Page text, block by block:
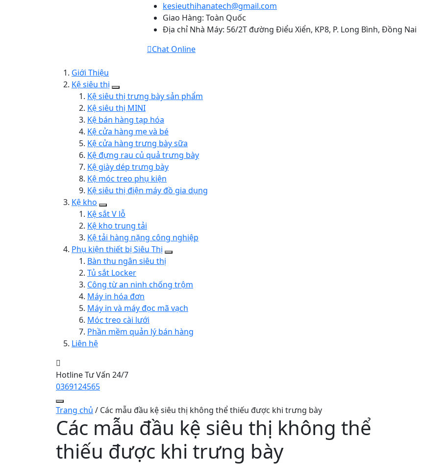
kesieuthihanatech@gmail.com
Giao Hàng: Toàn Quốc
Địa chỉ Nhà Máy: 56/2T đường Điểu Xiển, KP8, P. Long Bình, Đồng Nai
Chat Online
Giới Thiệu
Kệ siêu thị
Kệ siêu thị trưng bày sản phẩm
Kệ siêu thị MINI
Kệ bán hàng tạp hóa
Kệ cửa hàng mẹ và bé
Kệ cửa hàng trưng bày sữa
Kệ đựng rau củ quả trưng bày
Kệ giày dép trưng bày
Kệ móc treo phụ kiện
Kệ siêu thị điện máy đồ gia dụng
Kệ kho
Kệ sắt V lỗ
Kệ kho trung tải
Kệ tải hàng nặng công nghiệp
Phụ kiện thiết bị Siêu Thị
Bàn thu ngân siêu thị
Tủ sắt Locker
Công từ an ninh chống trộm
Máy in hóa đơn
Máy in và máy đọc mã vạch
Móc treo cài lưới
Phần mềm quản lý bán hàng
Liên hệ
Hotline Tư Vấn 24/7
0369124565
Trang chủ / Các mẫu đầu kệ siêu thị không thể thiếu được khi trưng bày
Các mẫu đầu kệ siêu thị không thể
thiếu được khi trưng bày